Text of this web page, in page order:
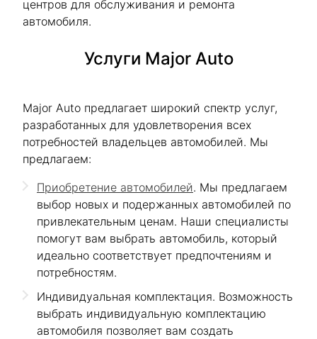
центров для обслуживания и ремонта
автомобиля.
Услуги Major Auto
Major Auto предлагает широкий спектр услуг,
разработанных для удовлетворения всех
потребностей владельцев автомобилей. Мы
предлагаем:
Приобретение автомобилей. Мы предлагаем
выбор новых и подержанных автомобилей по
привлекательным ценам. Наши специалисты
помогут вам выбрать автомобиль, который
идеально соответствует предпочтениям и
потребностям.
Индивидуальная комплектация. Возможность
выбрать индивидуальную комплектацию
автомобиля позволяет вам создать